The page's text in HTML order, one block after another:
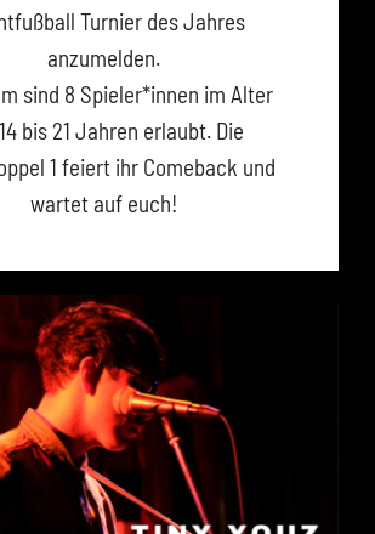
Turnier des Jahres
anzumelden.
sind 8 Spieler*innen im Alter
bis 21 Jahren erlaubt. Die
1 feiert ihr Comeback und
wartet auf euch!